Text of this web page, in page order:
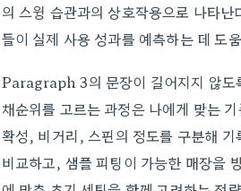
의 스윙 습관과의 상호작용으로 나타
들이 실제 사용 성과를 예측하는 데 도
Paragraph 3의 문장이 길어지지 않도
채순위를 고르는 과정은 나에게 맞는
확성, 비거리, 스핀의 정도를 구분해
비교하고, 샘플 피팅이 가능한 매장을